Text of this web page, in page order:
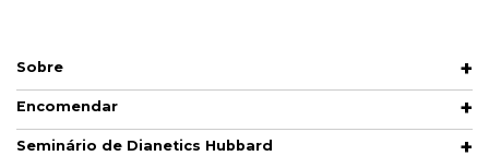
Sobre
Encomendar
Seminário de Dianetics Hubbard